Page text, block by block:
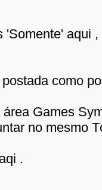
'Somente' aqui
como
Games
no mesmo
.